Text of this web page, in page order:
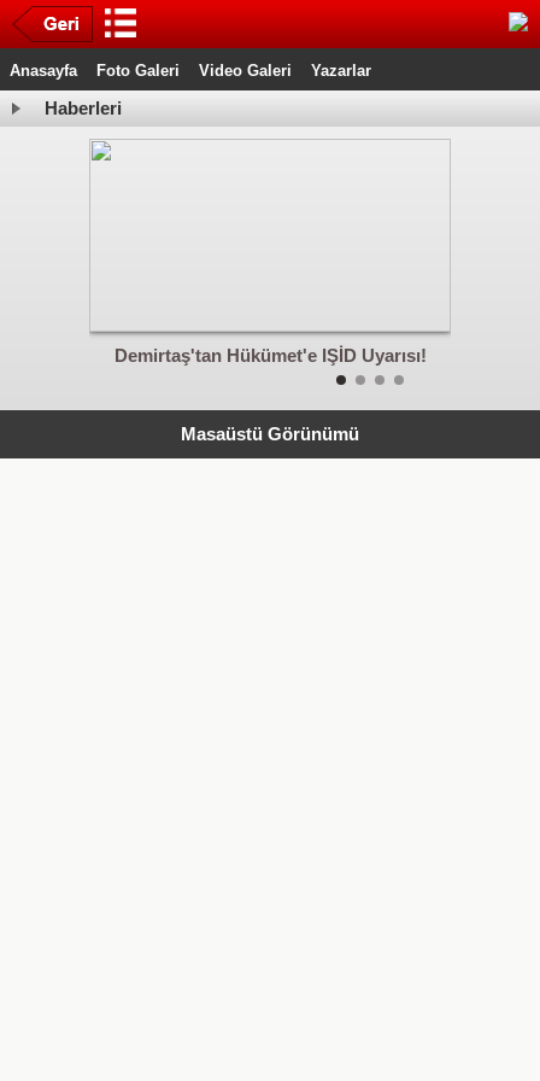
Anasayfa Foto Galeri Video Galeri Yazarlar
Haberleri
Demirtaş'tan Hükümet'e IŞİD Uyarısı!
Masaüstü Görünümü